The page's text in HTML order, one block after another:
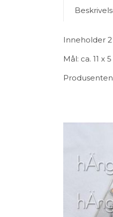
Inneholder
Mål: ca. 11 x